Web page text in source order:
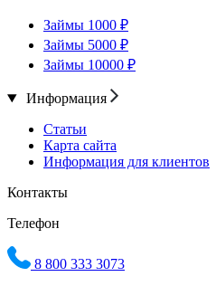
Займы 1000 ₽
Займы 5000 ₽
Займы 10000 ₽
Информация
Статьи
Карта сайта
Информация для клиентов
Контакты
Телефон
8 800 333 3073